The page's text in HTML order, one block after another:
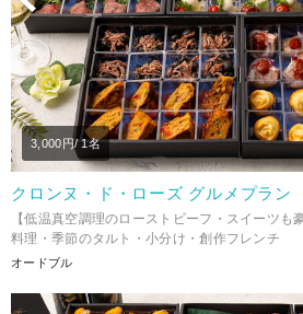
3,000円/ 1名
クロンヌ・ド・ローズ グルメプラン
【低温真空調理のローストビーフ・スイーツも
料理・季節のタルト・小分け・創作フレンチ
オードブル